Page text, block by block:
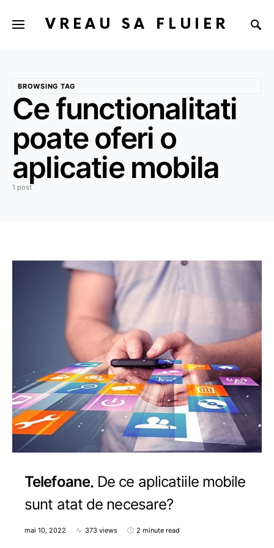
VREAU SA FLUIER
BROWSING TAG
Ce functionalitati
poate oferi o
aplicatie mobila
1 post
Telefoane De ce aplicatiile mobile
sunt atat de necesare?
mai 10, 2022 373 views 2 minute read